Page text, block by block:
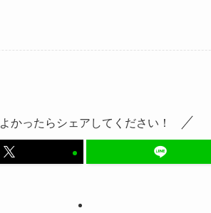
よかったらシェアしてください！